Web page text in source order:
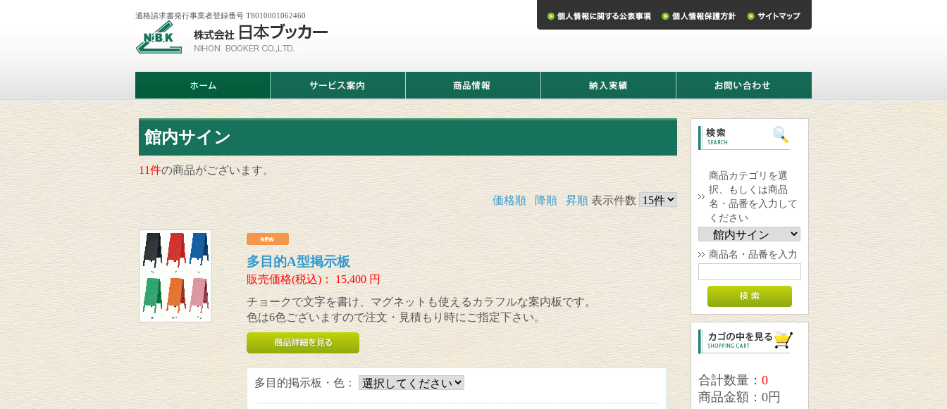
会
日
ッ
カ
ー
適格請求書発行事業者登録番号 T8010001062460
ム
ビ
ス
案
情
報
実
い
わ
館内サイン
11件の商品がございます。
価格順 降順 昇順 表示件数
多目的A型掲示板
販売価格(税込)： 15,400円
チョークで文字を書け、マグネットも使えるカラフルな案内板です。
色は6色ございますので注文・見積もり時にご指定下さい。
多目的掲示板・色：
商品カテゴリを選
択、もしくは商品
名・品番を入力して
ください
商品名・品番を入力
合計数量： 0
商品金額： 0円